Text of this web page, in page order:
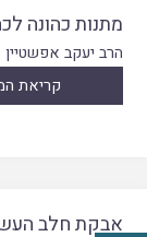
מתנות כהונה
הרב יעקב אפשטיין
קריאת
אבקת חלב